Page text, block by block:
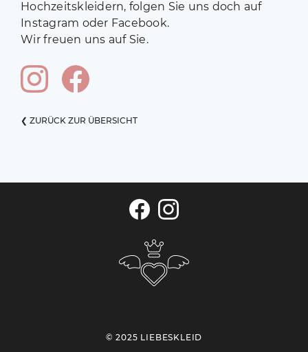
Hochzeitskleidern, folgen Sie uns doch auf
Instagram oder Facebook.
Wir freuen uns auf Sie.
❮ ZURÜCK ZUR ÜBERSICHT
© 2025 LIEBESKLEID